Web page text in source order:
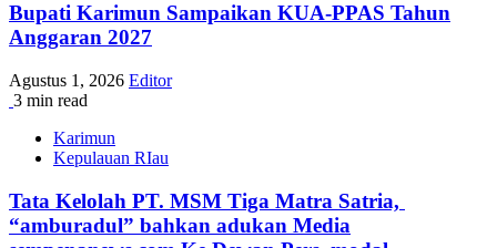
Bupati Karimun Sampaikan KUA-PPAS Tahun
Anggaran 2027
Agustus 1, 2026 Editor
3 min read
Karimun
Kepulauan RIau
Tata Kelolah PT. MSM Tiga Matra Satria,
“amburadul” bahkan adukan Media